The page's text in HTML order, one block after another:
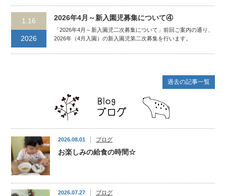
1.16
2026
2026年4月～新入園児募集について④
「2026年4月～新入園児二次募集について」前回ご案内の通り、
2026年（4月入園）の新入園児第二次募集を行います。
2026.08.01 ブログ
お楽しみの給食の時間☆
2026.07.27 ブログ
過去の記事一覧